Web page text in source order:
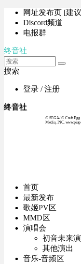
网址发布页 [建
Discord频道
电报群
终音社
搜索
登录 / 注册
终音社
© SEGA / © Craft
Media, INC.
首页
最新发布
歌姬PV区
MMD区
演唱会
初音未来
其他演出
音乐-音频区